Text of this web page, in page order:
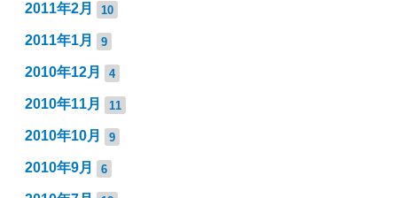
2011年2月 10
2011年1月 9
2010年12月 4
2010年11月 11
2010年10月 9
2010年9月 6